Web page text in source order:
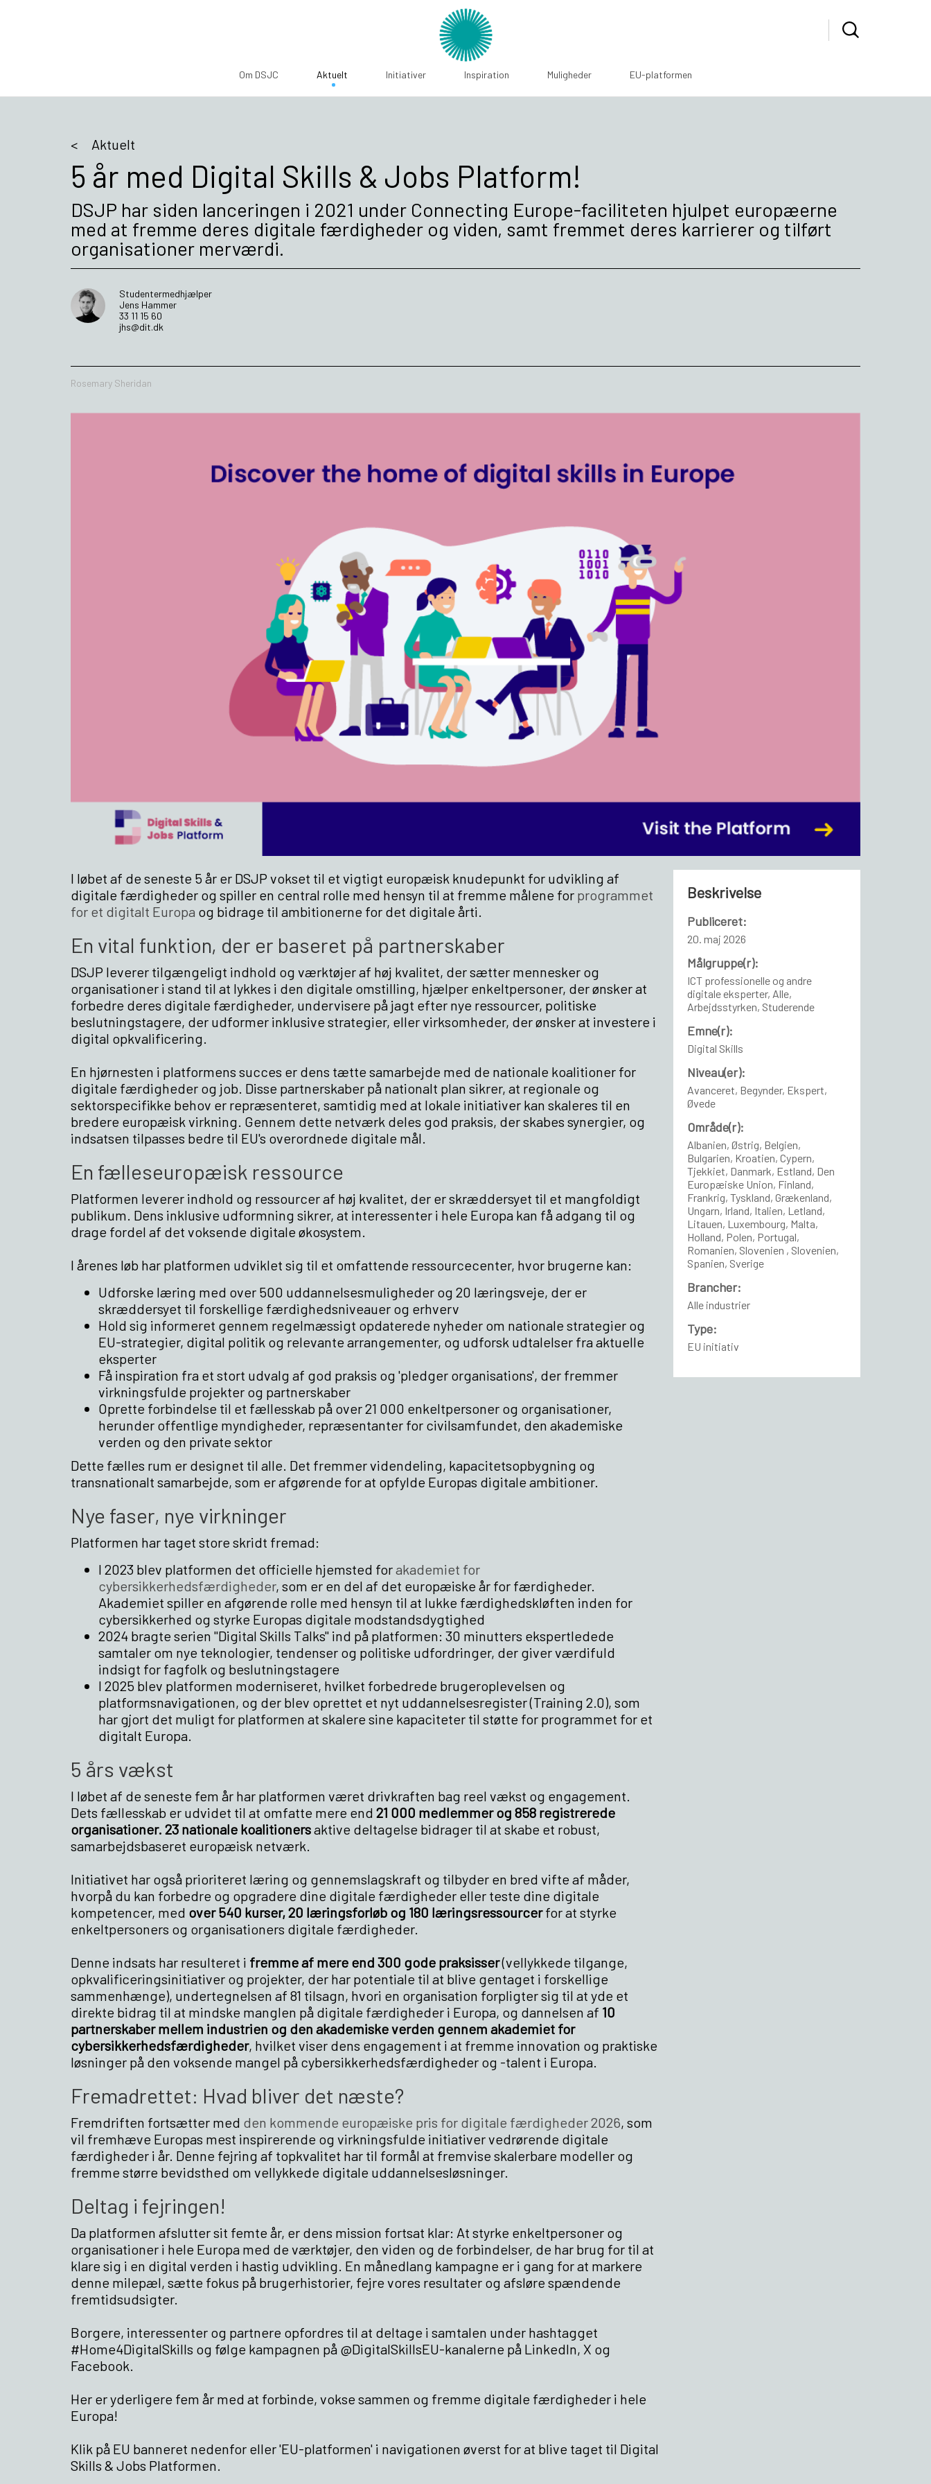
Om DSJC Aktuelt Initiativer Inspiration Muligheder EU-platformen
Aktuelt
5 år med Digital Skills & Jobs Platform!
DSJP har siden lanceringen i 2021 under Connecting Europe-faciliteten hjulpet europæerne
med at fremme deres digitale færdigheder og viden, samt fremmet deres karrierer og tilført
organisationer merværdi.
Studentermedhjælper
Jens Hammer
33 11 15 60
jhs@dit.dk
Rosemary Sheridan
I løbet af de seneste 5 år er DSJP vokset til et vigtigt europæisk knudepunkt for udvikling af
digitale færdigheder og spiller en central rolle med hensyn til at fremme målene for programmet
for et digitalt Europa og bidrage til ambitionerne for det digitale årti.
En vital funktion, der er baseret på partnerskaber
DSJP leverer tilgængeligt indhold og værktøjer af høj kvalitet, der sætter mennesker og
organisationer i stand til at lykkes i den digitale omstilling, hjælper enkeltpersoner, der ønsker at
forbedre deres digitale færdigheder, undervisere på jagt efter nye ressourcer, politiske
beslutningstagere, der udformer inklusive strategier, eller virksomheder, der ønsker at investere i
digital opkvalificering.
En hjørnesten i platformens succes er dens tætte samarbejde med de nationale koalitioner for
digitale færdigheder og job. Disse partnerskaber på nationalt plan sikrer, at regionale og
sektorspecifikke behov er repræsenteret, samtidig med at lokale initiativer kan skaleres til en
bredere europæisk virkning. Gennem dette netværk deles god praksis, der skabes synergier, og
indsatsen tilpasses bedre til EU's overordnede digitale mål.
En fælleseuropæisk ressource
Platformen leverer indhold og ressourcer af høj kvalitet, der er skræddersyet til et mangfoldigt
publikum. Dens inklusive udformning sikrer, at interessenter i hele Europa kan få adgang til og
drage fordel af det voksende digitale økosystem.
I årenes løb har platformen udviklet sig til et omfattende ressourcecenter, hvor brugerne kan:
Udforske læring med over 500 uddannelsesmuligheder og 20 læringsveje, der er
skræddersyet til forskellige færdighedsniveauer og erhverv
Hold sig informeret gennem regelmæssigt opdaterede nyheder om nationale strategier og
EU-strategier, digital politik og relevante arrangementer, og udforsk udtalelser fra aktuelle
eksperter
Få inspiration fra et stort udvalg af god praksis og 'pledger organisations', der fremmer
virkningsfulde projekter og partnerskaber
Oprette forbindelse til et fællesskab på over 21 000 enkeltpersoner og organisationer,
herunder offentlige myndigheder, repræsentanter for civilsamfundet, den akademiske
verden og den private sektor
Dette fælles rum er designet til alle. Det fremmer videndeling, kapacitetsopbygning og
transnationalt samarbejde, som er afgørende for at opfylde Europas digitale ambitioner.
Nye faser, nye virkninger
Platformen har taget store skridt fremad:
I 2023 blev platformen det officielle hjemsted forakademiet for
cybersikkerhedsfærdigheder, som er en del af det europæiske år for færdigheder.
Akademiet spiller en afgørende rolle med hensyn til at lukke færdighedskløften inden for
cybersikkerhed og styrke Europas digitale modstandsdygtighed
2024 bragte serien "Digital Skills Talks" ind på platformen: 30 minutters ekspertledede
samtaler om nye teknologier, tendenser og politiske udfordringer, der giver værdifuld
indsigt for fagfolk og beslutningstagere
I 2025 blev platformen moderniseret, hvilket forbedrede brugeroplevelsen og
platformsnavigationen, og der blev oprettet et nyt uddannelsesregister (Training 2.0), som
har gjort det muligt for platformen at skalere sine kapaciteter til støtte for programmet for et
digitalt Europa.
5 års vækst
I løbet af de seneste fem år har platformen været drivkraften bag reel vækst og engagement.
Dets fællesskab er udvidet til at omfatte mere end 21 000 medlemmer og 858 registrerede
organisationer. 23 nationale koalitionersaktive deltagelse bidrager til at skabe et robust,
samarbejdsbaseret europæisk netværk.
Initiativet har også prioriteret læring og gennemslagskraft og tilbyder en bred vifte af måder,
hvorpå du kan forbedre og opgradere dine digitale færdigheder eller teste dine digitale
kompetencer, med over 540 kurser, 20 læringsforløb og 180 læringsressourcerfor at styrke
enkeltpersoners og organisationers digitale færdigheder.
Denne indsats har resulteret i fremme af mere end 300 gode praksisser(vellykkede tilgange,
opkvalificeringsinitiativer og projekter, der har potentiale til at blive gentaget i forskellige
sammenhænge), undertegnelsen af 81 tilsagn, hvori en organisation forpligter sig til at yde et
direkte bidrag til at mindske manglen på digitale færdigheder i Europa, og dannelsen af 10
partnerskaber mellem industrien og den akademiske verden gennem akademiet for
cybersikkerhedsfærdigheder, hvilket viser dens engagement i at fremme innovation og praktiske
løsninger på den voksende mangel på cybersikkerhedsfærdigheder og -talent i Europa.
Fremadrettet: Hvad bliver det næste?
Fremdriften fortsætter med den kommende europæiske pris for digitale færdigheder 2026, som
vil fremhæve Europas mest inspirerende og virkningsfulde initiativer vedrørende digitale
færdigheder i år. Denne fejring af topkvalitet har til formål at fremvise skalerbare modeller og
fremme større bevidsthed om vellykkede digitale uddannelsesløsninger.
Deltag i fejringen!
Da platformen afslutter sit femte år, er dens mission fortsat klar: At styrke enkeltpersoner og
organisationer i hele Europa med de værktøjer, den viden og de forbindelser, de har brug for til at
klare sig i en digital verden i hastig udvikling. En månedlang kampagne er i gang for at markere
denne milepæl, sætte fokus på brugerhistorier, fejre vores resultater og afsløre spændende
fremtidsudsigter.
Borgere, interessenter og partnere opfordres til at deltage i samtalen under hashtagget
#Home4DigitalSkills og følge kampagnen på @DigitalSkillsEU-kanalerne på LinkedIn, X og
Facebook.
Her er yderligere fem år med at forbinde, vokse sammen og fremme digitale færdigheder i hele
Europa!
Klik på EU banneret nedenfor eller 'EU-platformen' i navigationen øverst for at blive taget til Digital
Skills & Jobs Platformen.
Beskrivelse
Publiceret:
20. maj 2026
Målgruppe(r):
ICT professionelle og andre
digitale eksperter, Alle,
Arbejdsstyrken, Studerende
Emne(r):
Digital Skills
Niveau(er):
Avanceret, Begynder, Ekspert,
Øvede
Område(r):
Albanien, Østrig, Belgien,
Bulgarien, Kroatien, Cypern,
Tjekkiet, Danmark, Estland, Den
Europæiske Union, Finland,
Frankrig, Tyskland, Grækenland,
Ungarn, Irland, Italien, Letland,
Litauen, Luxembourg, Malta,
Holland, Polen, Portugal,
Romanien, Slovenien , Slovenien,
Spanien, Sverige
Brancher:
Alle industrier
Type:
EU initiativ